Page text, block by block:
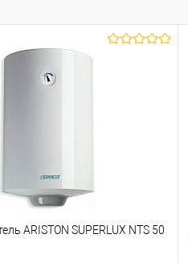
ARISTON SUPERLUX NTS 50